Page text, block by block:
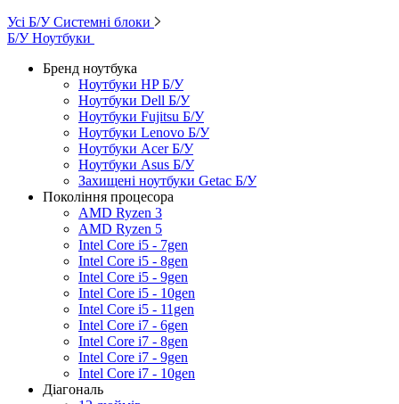
Усі Б/У Системні блоки
Б/У Ноутбуки
Бренд ноутбука
Ноутбуки HP Б/У
Ноутбуки Dell Б/У
Ноутбуки Fujitsu Б/У
Ноутбуки Lenovo Б/У
Ноутбуки Acer Б/У
Ноутбуки Asus Б/У
Захищені ноутбуки Getac Б/У
Покоління процесора
AMD Ryzen 3
AMD Ryzen 5
Intel Core i5 - 7gen
Intel Core i5 - 8gen
Intel Core i5 - 9gen
Intel Core i5 - 10gen
Intel Core i5 - 11gen
Intel Core i7 - 6gen
Intel Core i7 - 8gen
Intel Core i7 - 9gen
Intel Core i7 - 10gen
Діагональ